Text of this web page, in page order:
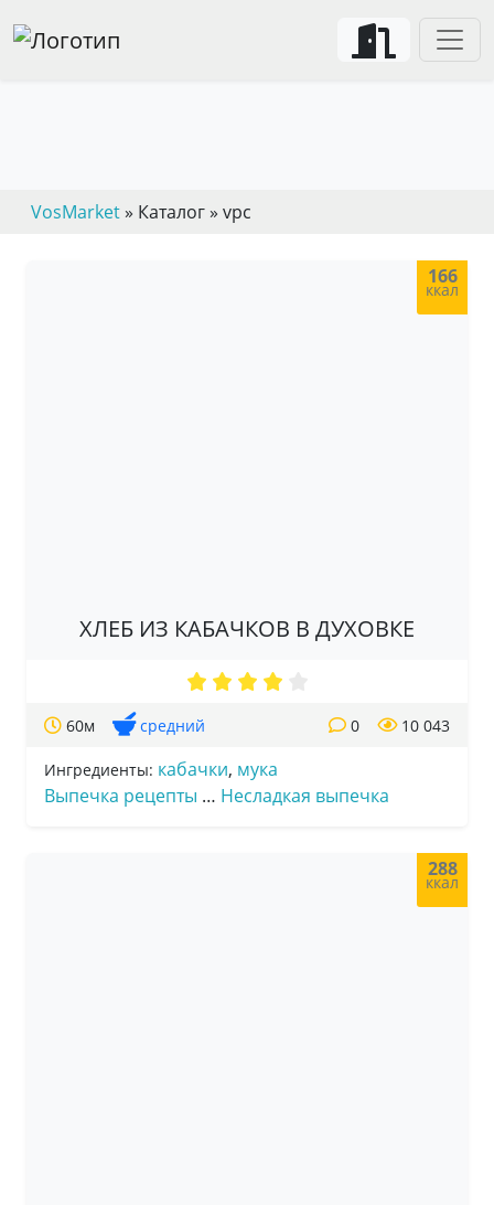
VosMarket» Каталог » vpc
166
ккал
ХЛЕБ ИЗ КАБАЧКОВ В ДУХОВКЕ
60м средний 10 043
0
Ингредиенты: кабачки, мука
Выпечка рецепты … Несладкая выпечка
288
ккал